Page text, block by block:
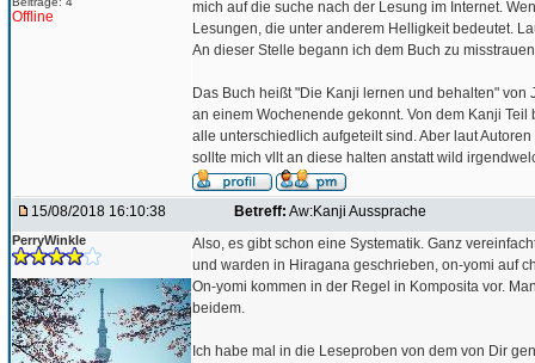
Offline
mich auf die suche nach der Lesung im Internet.
Lesungen, die unter anderem Helligkeit bedeutet.
An dieser Stelle begann ich dem Buch zu
Das Buch heißt "Die Kanji lernen und behalten"
an einem Wochenende gekonnt. Von dem Kanji
alle unterschiedlich aufgeteilt sind. Aber laut
sollte mich vllt an diese halten anstatt wild
15/08/2018 16:10:38 Betreff: Aw:Kanji Aussprache
PerryWinkle
Also, es gibt schon eine Systematik. Ganz
und warden in Hiragana geschrieben, on-yomi auf
On-yomi kommen in der Regel in Komposita vor.
beidem.
Ich habe mal in die Leseproben von dem von Dir